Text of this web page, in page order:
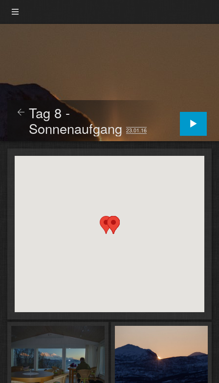
Tag 8 -
Sonnenaufgang 23.01.16